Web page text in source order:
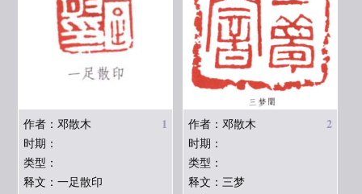
1
作者：邓散木
时期：
类型：
释文：一足散印
2
作者：邓散木
时期：
类型：
释文：三梦